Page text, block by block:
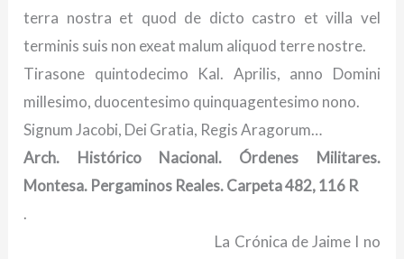
terra nostra et quod de dicto castro et villa vel
terminis suis non exeat malum aliquod terre nostre.
Tirasone quintodecimo Kal. Aprilis, anno Domini
millesimo, duocentesimo quinquagentesimo nono.
Signum Jacobi, Dei Gratia, Regis Aragorum…
Arch. Histórico Nacional. Órdenes Militares.
Montesa. Pergaminos Reales. Carpeta 482, 116 R
.
La Crónica de Jaime I no